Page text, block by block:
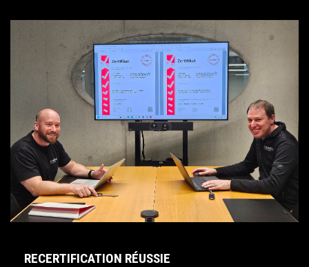
RECERTIFICATION RÉUSSIE